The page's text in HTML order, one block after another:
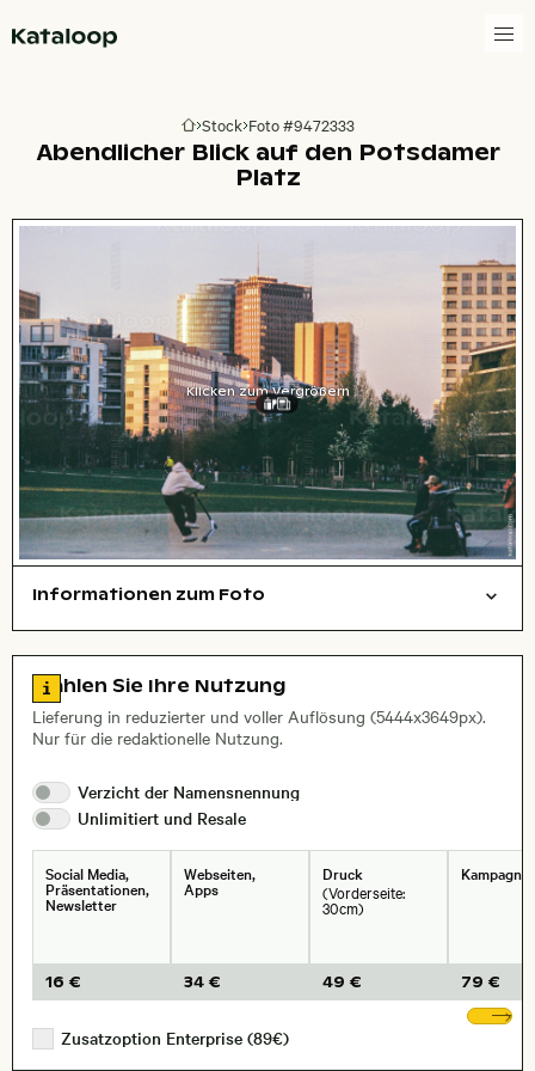
Zur Homepage
Stock Foto #9472333
Abendlicher Blick auf den Potsdamer
Platz
Klicken zum Vergrößern
Informationen zum Foto
, Objektiv
Zu den Lizenzinformationen springen
Wählen Sie Ihre Nutzung
Lieferung in reduzierter und voller Auflösung (5444x3649px).
Nur für die redaktionelle Nutzung.
Verzicht der Namensnennung
Unlimitiert und Resale
Social Media,
Präsentationen,
Newsletter
16 €
Webseiten,
Apps
34 €
Druck
(Vorderseite:
30cm)
49 € 79 €
Zusatzoption Enterprise (89€)